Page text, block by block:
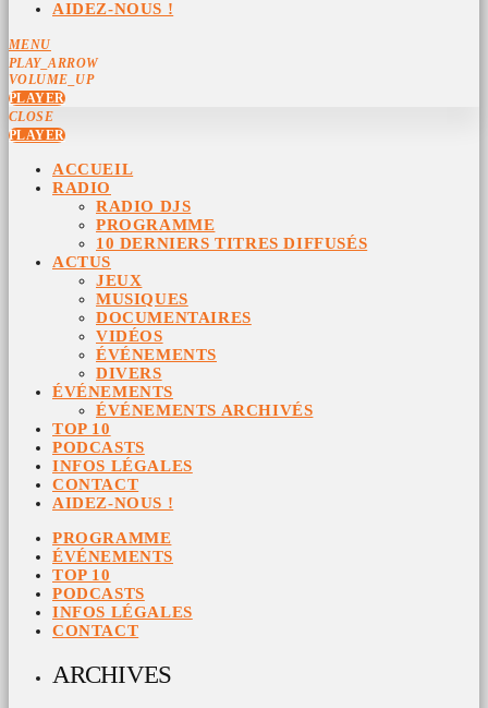
AIDEZ-NOUS !
MENU
PLAY_ARROW
VOLUME_UP
PLAYER
CLOSE
PLAYER
ACCUEIL
RADIO
RADIO DJS
PROGRAMME
10 DERNIERS TITRES DIFFUSÉS
ACTUS
JEUX
MUSIQUES
DOCUMENTAIRES
VIDÉOS
ÉVÉNEMENTS
DIVERS
ÉVÉNEMENTS
ÉVÉNEMENTS ARCHIVÉS
TOP 10
PODCASTS
INFOS LÉGALES
CONTACT
AIDEZ-NOUS !
PROGRAMME
ÉVÉNEMENTS
TOP 10
PODCASTS
INFOS LÉGALES
CONTACT
ARCHIVES